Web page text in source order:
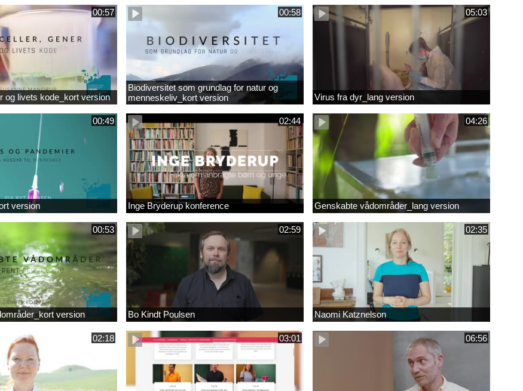
00:57
og livets kode_kort version
00:58
Biodiversitet som grundlag for natur og
menneskeliv_kort version
05:03
Virus fra dyr_lang version
00:49
version
02:44
Inge Bryderup konference
04:26
Genskabte vådområder_lang version
00:53
version
02:59
Bo Kindt Poulsen
02:35
Naomi Katznelson
02:18 03:01 06:56